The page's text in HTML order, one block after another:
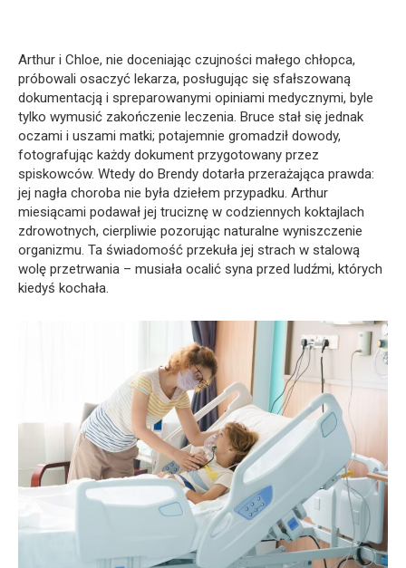
Arthur i Chloe, nie doceniając czujności małego chłopca,
próbowali osaczyć lekarza, posługując się sfałszowaną
dokumentacją i spreparowanymi opiniami medycznymi, byle
tylko wymusić zakończenie leczenia. Bruce stał się jednak
oczami i uszami matki; potajemnie gromadził dowody,
fotografując każdy dokument przygotowany przez
spiskowców. Wtedy do Brendy dotarła przerażająca prawda:
jej nagła choroba nie była dziełem przypadku. Arthur
miesiącami podawał jej truciznę w codziennych koktajlach
zdrowotnych, cierpliwie pozorując naturalne wyniszczenie
organizmu. Ta świadomość przekuła jej strach w stalową
wolę przetrwania – musiała ocalić syna przed ludźmi, których
kiedyś kochała.